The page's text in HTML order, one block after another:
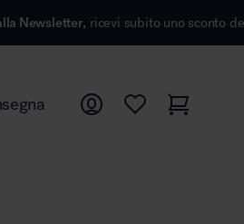
subito uno sconto del 7%